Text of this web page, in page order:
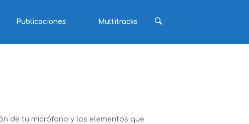
Publicaciones Multitracks
ABRIR
BARRA
de tu micrófono y los elementos que